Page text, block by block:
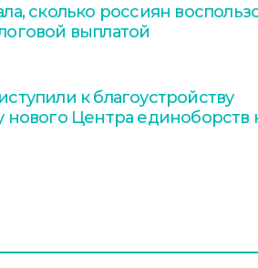
сколько россиян
выплатой
к благоустройству
нового Центра единоборств